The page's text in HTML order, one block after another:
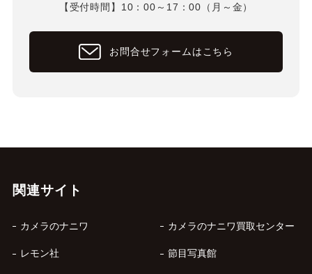
【受付時間】10：00～17：00（月～金）
お問合せフォームはこちら
関連サイト
カメラのナニワ カメラのナニワ買取センター
レモン社 節目写真館